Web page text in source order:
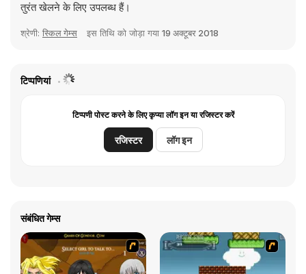
तुरंत खेलने के लिए उपलब्ध हैं।
श्रेणी: स्किल गेम्स इस तिथि को जोड़ा गया 19 अक्टूबर 2018
टिप्पणियां
टिप्पणी पोस्ट करने के लिए कृप्या लॉग इन या रजिस्टर करें
रजिस्टर लॉग इन
संबंधित गेम्स